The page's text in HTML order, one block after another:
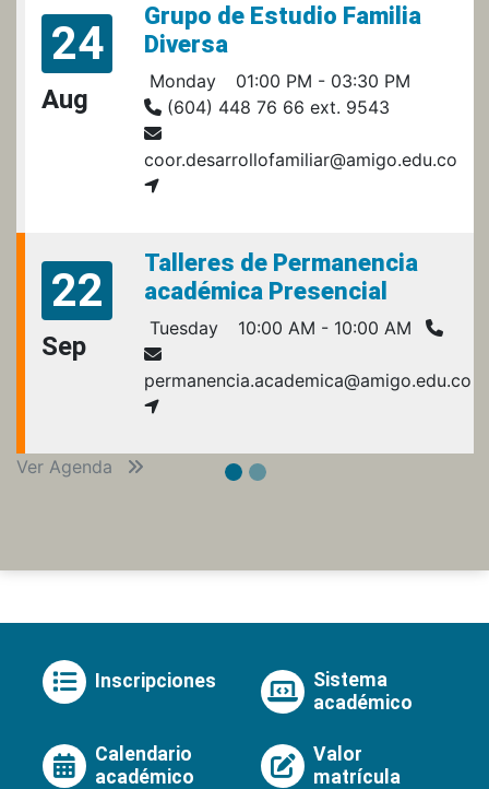
24
Aug
Grupo de Estudio Familia
Diversa
Monday
01:00 PM - 03:30 PM
(604) 448 76 66 ext. 9543
coor.desarrollofamiliar@amigo.edu.co
22
Sep
Talleres de Permanencia
académica Presencial
Tuesday 10:00 AM - 10:00 AM
permanencia.academica@amigo.edu.co
Ver Agenda
Inscripciones
Sistema
académico
Calendario
académico
Valor
matrícula